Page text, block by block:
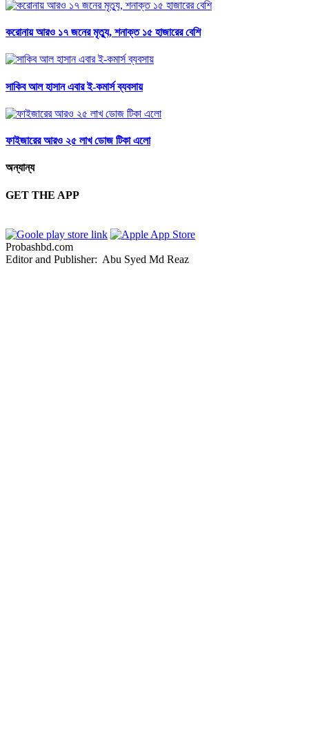
করোনায় আরও ১৭ জনের মৃত্যু, শনাক্ত ১৫ হাজারের বেশি
সাকিব আল হাসান এবার ই-কমার্স ব্যবসায়
ফাইজারের আরও ২৫ লাখ ডোজ টিকা এলো
অন্যান্য
GET THE APP
Probashbd.com
Editor and Publisher: Abu Syed Md Reaz